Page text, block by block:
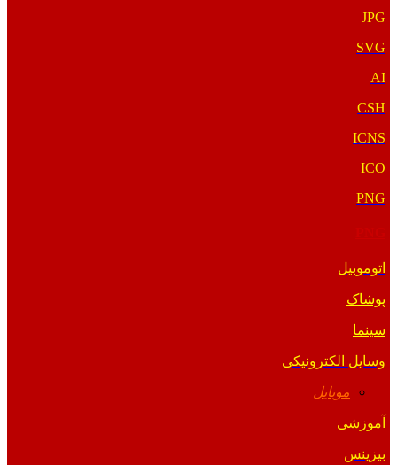
JPG
SVG
AI
CSH
ICNS
ICO
PNG
اتوموبیل
پوشاک
سینما
وسایل الکترونیکی
موبایل
آموزشی
بیزینس